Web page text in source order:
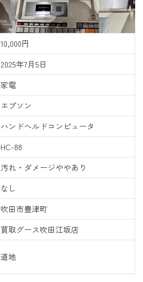
10,000円
2025年7月5日
家電
エプソン
ハンドヘルドコンピュータ
HC-88
汚れ・ダメージややあり
なし
吹田市豊津町
買取グース吹田江坂店
道地